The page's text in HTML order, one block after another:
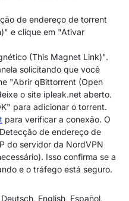
de endereço de torrent
e clique em "Ativar
(This Magnet Link)".
solicitando que você
"Abrir qBittorrent (Open
o site ipleak.net aberto.
para adicionar o torrent.
para verificar a conexão. O
de endereço de
do servidor da NordVPN
Isso confirma se a
e o tráfego está seguro.
Deutsch, English, Español,